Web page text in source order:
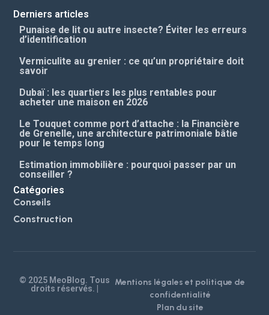
Derniers articles
Punaise de lit ou autre insecte? Éviter les erreurs
d’identification
Vermiculite au grenier : ce qu’un propriétaire doit
savoir
Dubaï : les quartiers les plus rentables pour
acheter une maison en 2026
Le Touquet comme port d’attache : la Financière
de Grenelle, une architecture patrimoniale bâtie
pour le temps long
Estimation immobilière : pourquoi passer par un
conseiller ?
Catégories
Conseils
Construction
© 2025 MeoBlog. Tous
droits réservés. |
Mentions légales et politique de
confidentialité
Plan du site